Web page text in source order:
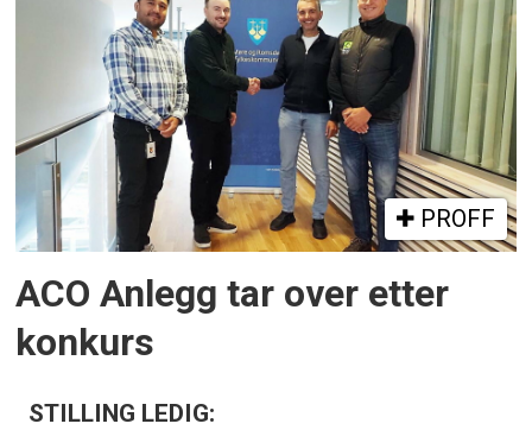
PROFF
ACO Anlegg tar over etter
konkurs
STILLING LEDIG: